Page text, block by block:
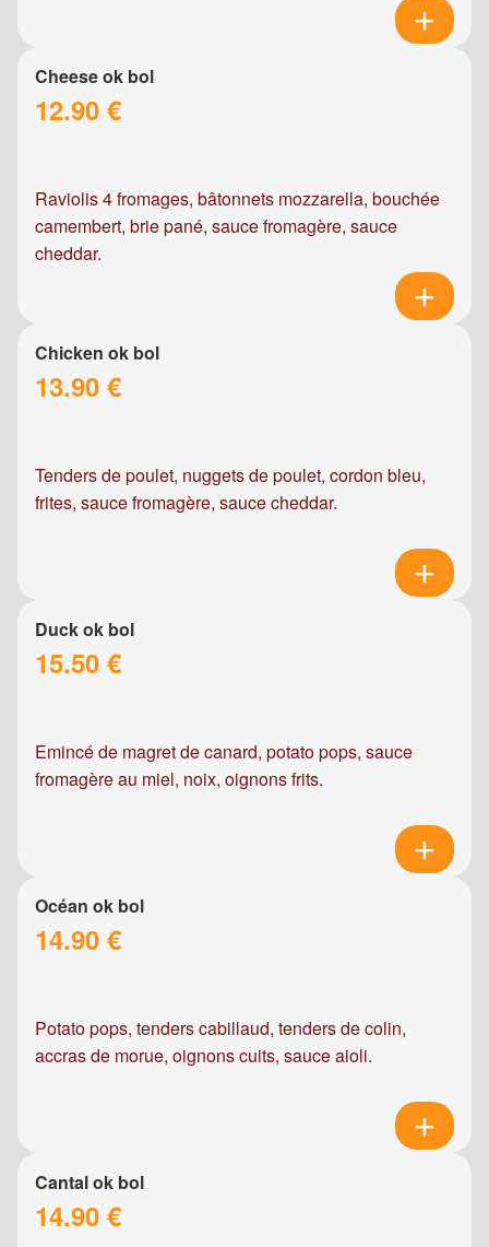
Cheese ok bol
12.90 €
Raviolis 4 fromages, bâtonnets mozzarella, bouchée
camembert, brie pané, sauce fromagère, sauce
cheddar.
Chicken ok bol
13.90 €
Tenders de poulet, nuggets de poulet, cordon bleu,
frites, sauce fromagère, sauce cheddar.
Duck ok bol
15.50 €
Emincé de magret de canard, potato pops, sauce
fromagère au miel, noix, oignons frits.
Océan ok bol
14.90 €
Potato pops, tenders cabillaud, tenders de colin,
accras de morue, oignons cuits, sauce aioli.
Cantal ok bol
14.90 €